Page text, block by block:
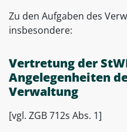
Zu den Aufgaben des
insbesondere:
Vertretung der
Angelegenheiten
Verwaltung
[vgl. ZGB 712s Abs. 1]